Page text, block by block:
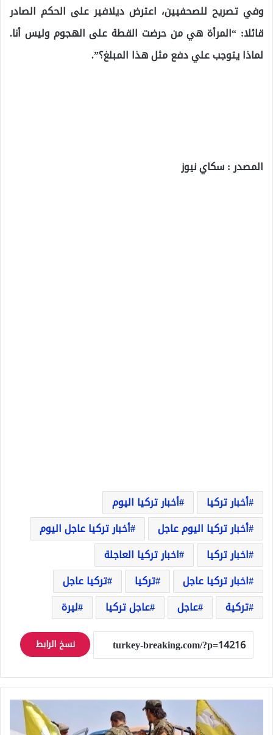
وفي تصريح للصحفيين، اعترض ديلافير على الحكم الصادر
قائلا: “المرأة هي من حرضت القطة على الهجوم وليس أنا.
لماذا يتوجب علي دفع مثل هذا المبلغ؟”.
المصدر : سكاي نيوز
أخبار تركيا
أخبار تركيا اليوم
أخبار تركيا اليوم عاجل
أخبار تركيا عاجل اليوم
اخبار تركيا
اخبار تركيا العاجلة
اخبار تركيا عاجل
تركيا
تركيا عاجل
تركية
عاجل عاجل تركيا ليرة
نسخ الرابط